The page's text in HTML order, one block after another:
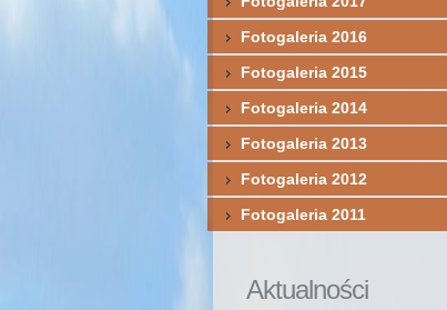
Fotogaleria 2016
Fotogaleria 2015
Fotogaleria 2014
Fotogaleria 2013
Fotogaleria 2012
Fotogaleria 2011
Aktualności